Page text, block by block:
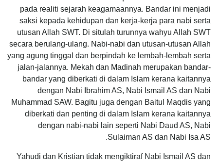
pada realiti sejarah keagamaannya. Bandar ini menjadi
saksi kepada kehidupan dan kerja-kerja para nabi serta
utusan Allah SWT. Di situlah turunnya wahyu Allah SWT
secara berulang-ulang. Nabi-nabi dan utusan-utusan Allah
yang agung tinggal dan berpindah ke lembah-lembah serta
jalan-jalannya. Mekah dan Madinah merupakan bandar-
bandar yang diberkati di dalam Islam kerana kaitannya
dengan Nabi Ibrahim AS, Nabi Ismail AS dan Nabi
Muhammad SAW. Bagitu juga dengan Baitul Maqdis yang
diberkati dan penting di dalam Islam kerana kaitannya
dengan nabi-nabi lain seperti Nabi Daud AS, Nabi
Sulaiman AS dan Nabi Isa AS.
Yahudi dan Kristian tidak mengiktiraf Nabi Ismail AS dan